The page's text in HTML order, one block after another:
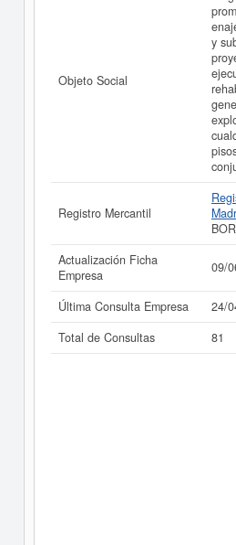
Objeto Social
y
Registro Mercantil
Actualización Ficha
Empresa
09/
Última Consulta Empresa
24/
Total de Consultas
81